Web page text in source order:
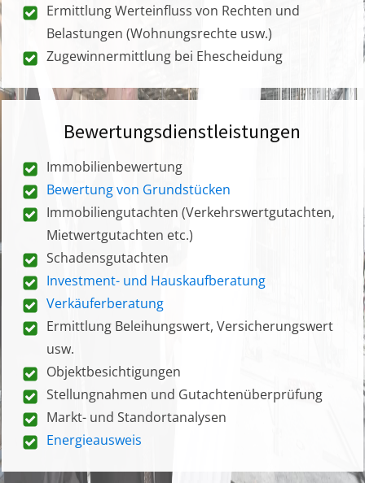
Ermittlung Werteinfluss von Rechten und
Belastungen (Wohnungsrechte usw.)
Zugewinnermittlung bei Ehescheidung
Bewertungsdienstleistungen
Immobilienbewertung
Bewertung von Grundstücken
Immobiliengutachten (Verkehrswertgutachten,
Mietwertgutachten etc.)
Schadensgutachten
Investment- und Hauskaufberatung
Verkäuferberatung
Ermittlung Beleihungswert, Versicherungswert
usw.
Objektbesichtigungen
Stellungnahmen und Gutachtenüberprüfung
Markt- und Standortanalysen
Energieausweis